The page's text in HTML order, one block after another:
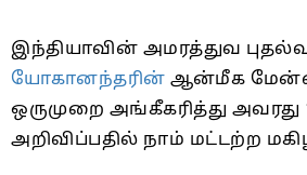
இந்தியாவின் அமரத்துவ
யோகானந்தரின் ஆன்மீக
ஒருமுறை அங்கீகரித்து
அறிவிப்பதில் நாம் மட்டற்ற